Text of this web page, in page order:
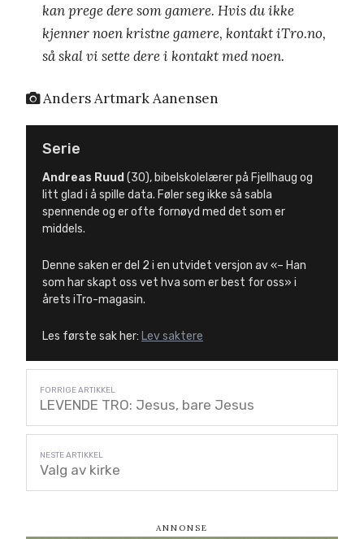
kan prege dere som gamere. Hvis du ikke
kjenner noen kristne gamere, kontakt iTro.no,
så skal vi sette dere i kontakt med noen.
Anders Artmark Aanensen
Serie
Andreas Ruud (30), bibelskolelærer på Fjellhaug og
litt glad i å spille data. Føler seg ikke så sabla
spennende og er ofte fornøyd med det som er
middels.
Denne saken er del 2 i en utvidet versjon av «– Han
som har skapt oss vet hva som er best for oss» i
årets iTro-magasin.
Les første sak her: Lev saktere
LEVENDE TRO: Jesus, bare Jesus
Valg av kirke